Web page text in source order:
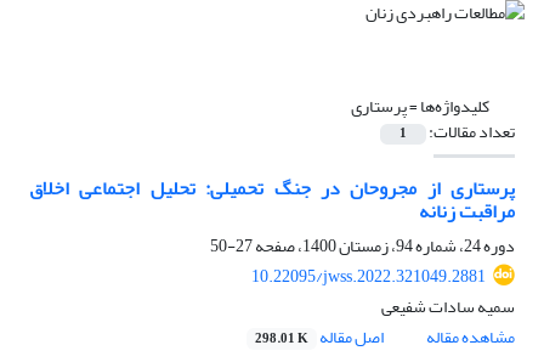
کلیدواژه‌ها =پرستاری
تعداد مقالات: 1
پرستاری از مجروحان در جنگ تحمیلی: تحلیل اجتماعی اخلاق
مراقبت زنانه
دوره 24، شماره 94، زمستان 1400، صفحه
27-50
10.22095/jwss.2022.321049.2881
سمیه سادات شفیعی
مشاهده مقاله
اصل مقاله 298.01 K